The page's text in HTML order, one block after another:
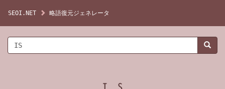
SEOI.NET 略語復元ジェネレータ